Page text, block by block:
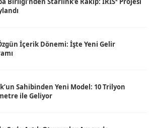
İçerik Dönemi: İşte Yeni Gelir
Sahibinden Yeni Model: 10 Trilyon
ile Geliyor